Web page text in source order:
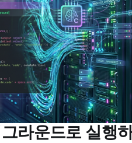
라운드로 실행